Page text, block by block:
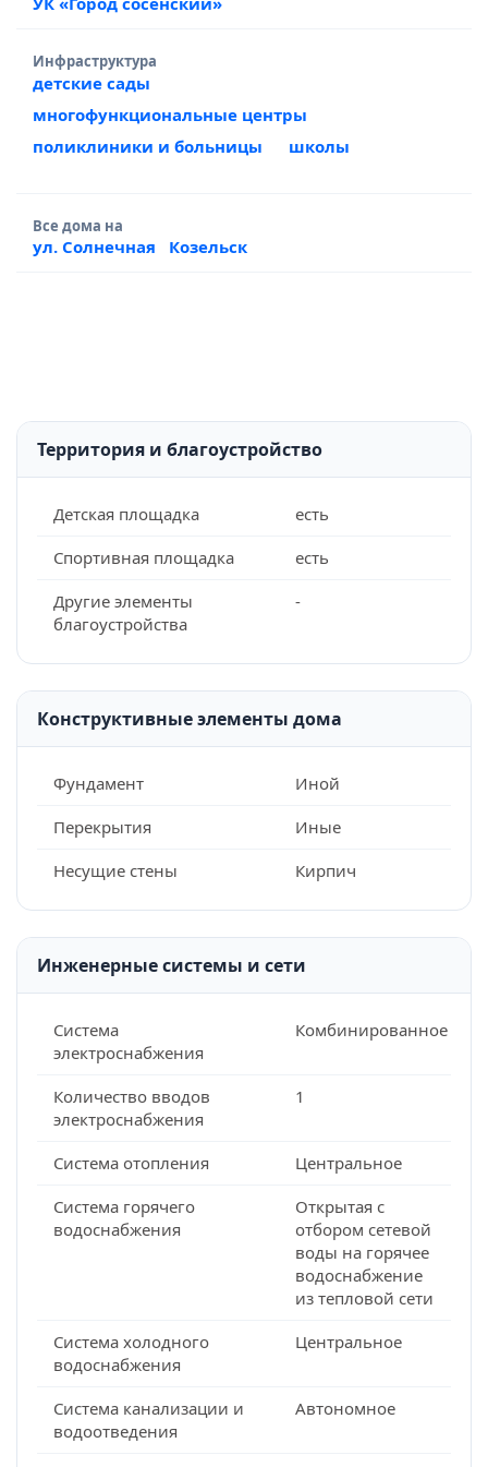
Инфраструктура
детские сады
многофункциональные центры
поликлиники и больницы
школы
Все дома на
ул. Солнечная Козельск
Территория и благоустройство
Детская площадка
есть
Спортивная площадка
есть
Другие элементы
благоустройства
-
Конструктивные элементы дома
Фундамент
Иной
Перекрытия
Иные
Несущие стены
Кирпич
Инженерные системы и сети
Система
электроснабжения
Комбинированное
Количество вводов
электроснабжения
1
Система отопления
Центральное
Система горячего
водоснабжения
Открытая с
отбором сетевой
воды на горячее
водоснабжение
из тепловой сети
Система холодного
водоснабжения
Центральное
Система канализации и
водоотведения
Автономное